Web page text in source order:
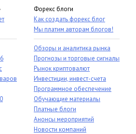
Форекс блоги
Как создать форекс блог
Мы платим авторам блогов!
Обзоры и аналитика рынка
Прогнозы и торговые сигналы
Рынок криптовалют
Инвестиции, инвест-счета
Программное обеспечение
Обучающие материалы
Платные блоги
Анонсы мероприятий
Новости компаний